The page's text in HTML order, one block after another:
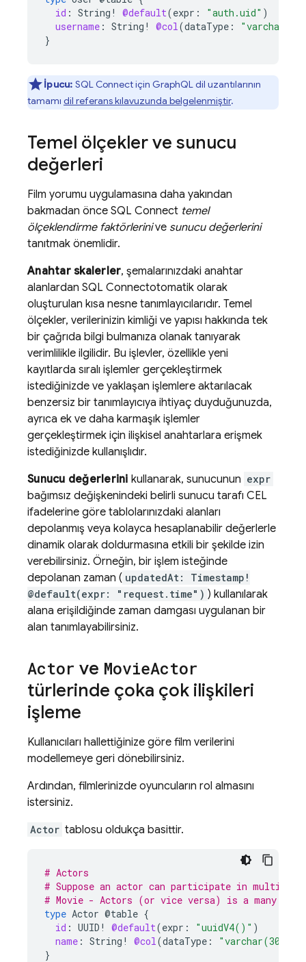
id : String ! @default(expr : "auth.uid" )
username : String ! @col(dataType :
}
İpucu: SQL Connectiçin GraphQL dil uzantılarının
tamamı dil referans kılavuzunda belgelenmiştir.
Temel ölçekler ve sunucu
değerleri
Film yorumu uygulamasına daha yakından
bakmadan önce SQL Connect temel
ölçeklendirme faktörlerinive sunucu değerlerini
tanıtmak önemlidir.
Anahtar skalerler, şemalarınızdaki anahtar
alanlardan SQL Connectotomatik olarak
oluşturulan kısa nesne tanımlayıcılarıdır. Temel
ölçekler, verilerinizin kimliği ve yapısı hakkında tek
bir çağrıda bilgi bulmanıza olanak tanıyarak
verimlilikle ilgilidir. Bu işlevler, özellikle yeni
kayıtlarda sıralı işlemler gerçekleştirmek
istediğinizde ve yaklaşan işlemlere aktarılacak
benzersiz bir tanımlayıcıya ihtiyaç duyduğunuzda,
ayrıca ek ve daha karmaşık işlemler
gerçekleştirmek için ilişkisel anahtarlara erişmek
istediğinizde kullanışlıdır.
Sunucu değerlerini kullanarak, sunucunun expr
bağımsız değişkenindeki belirli sunucu tarafı CEL
ifadelerine göre tablolarınızdaki alanları
depolanmış veya kolayca hesaplanabilir değerlerle
dinamik olarak doldurmasına etkili bir şekilde izin
verebilirsiniz. Örneğin, bir işlem isteğinde
depolanan zaman ( updatedAt: Timestamp!
@default(expr: "request.time") ) kullanılarak
alana erişildiğinde zaman damgası uygulanan bir
alan tanımlayabilirsiniz.
Actor ve MovieActor
türlerinde çoka çok ilişkileri
işleme
Kullanıcıları hallettiğinize göre film verilerini
modellemeye geri dönebilirsiniz.
Ardından, filmlerinizde oyuncuların rol almasını
istersiniz.
Actor tablosu oldukça basittir.
# Actors
# Suppose an actor can participate in multiple
# Movie - Actors (or vice versa) is a many to
type Actor @table {
id : UUID ! @default(expr : "uuidV4()" )
name : String ! @col(dataType : "varchar(30)"
}